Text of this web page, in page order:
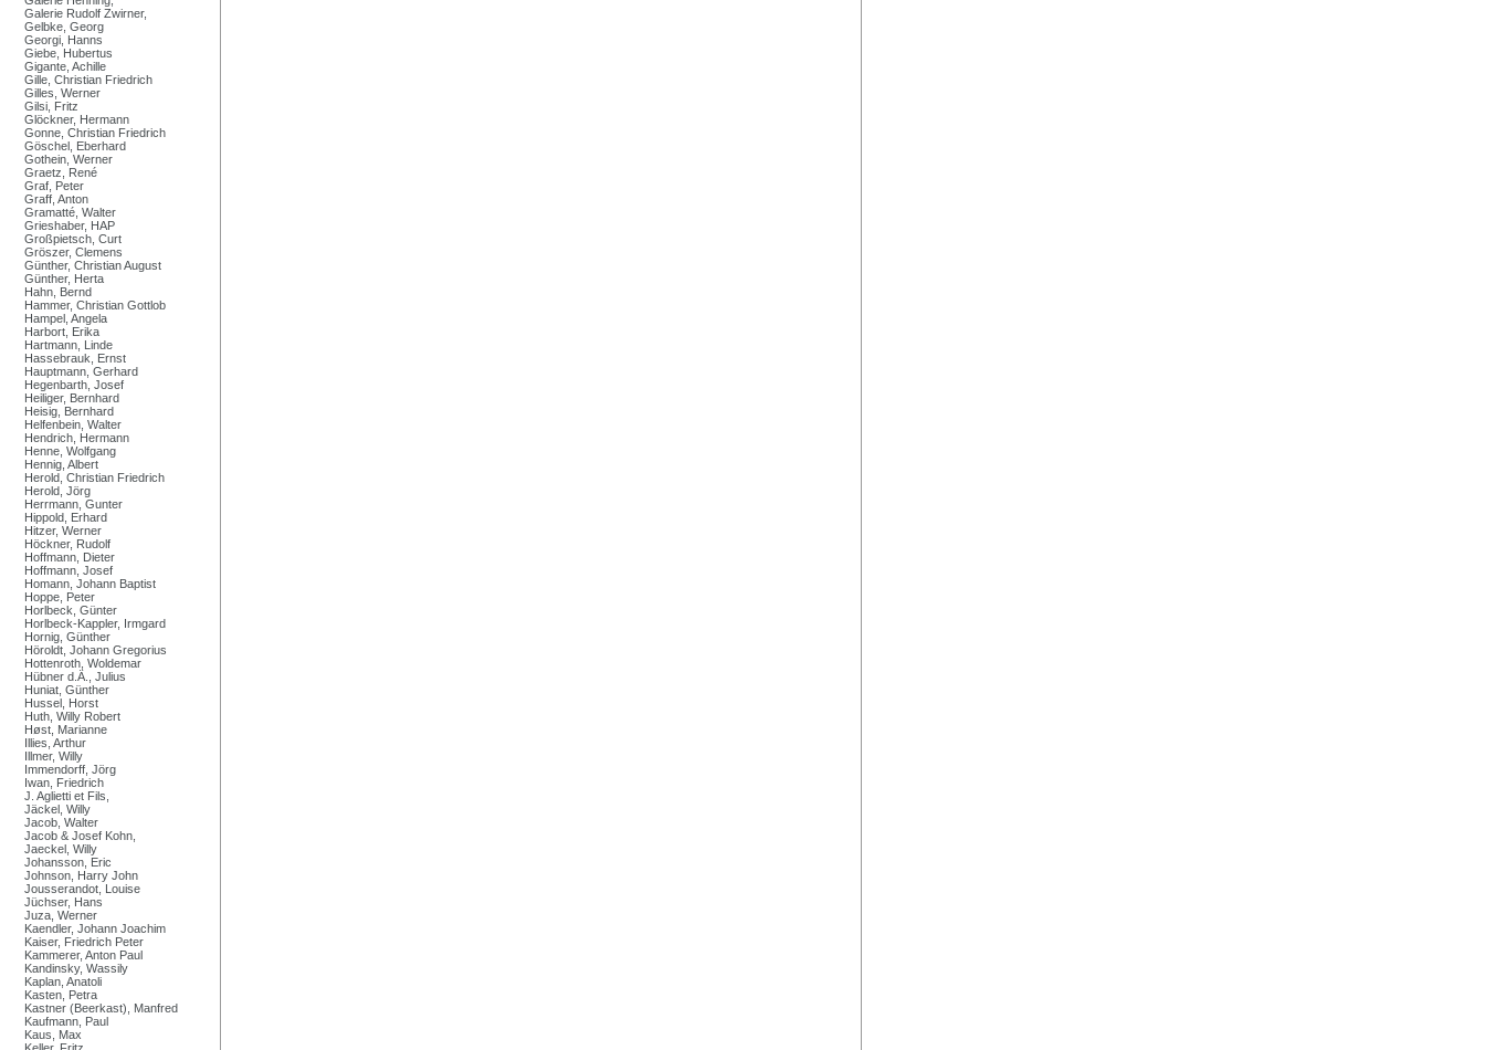
Galerie Rudolf Zwirner,
Gelbke, Georg
Georgi, Hanns
Giebe, Hubertus
Gigante, Achille
Gille, Christian Friedrich
Gilles, Werner
Gilsi, Fritz
Glöckner, Hermann
Gonne, Christian Friedrich
Göschel, Eberhard
Gothein, Werner
Graetz, René
Graf, Peter
Graff, Anton
Gramatté, Walter
Grieshaber, HAP
Großpietsch, Curt
Gröszer, Clemens
Günther, Christian August
Günther, Herta
Hahn, Bernd
Hammer, Christian Gottlob
Hampel, Angela
Harbort, Erika
Hartmann, Linde
Hassebrauk, Ernst
Hauptmann, Gerhard
Hegenbarth, Josef
Heiliger, Bernhard
Heisig, Bernhard
Helfenbein, Walter
Hendrich, Hermann
Henne, Wolfgang
Hennig, Albert
Herold, Christian Friedrich
Herold, Jörg
Herrmann, Gunter
Hippold, Erhard
Hitzer, Werner
Höckner, Rudolf
Hoffmann, Dieter
Hoffmann, Josef
Homann, Johann Baptist
Hoppe, Peter
Horlbeck, Günter
Horlbeck-Kappler, Irmgard
Hornig, Günther
Höroldt, Johann Gregorius
Hottenroth, Woldemar
Hübner d.Ä., Julius
Huniat, Günther
Hussel, Horst
Huth, Willy Robert
Høst, Marianne
Illies, Arthur
Illmer, Willy
Immendorff, Jörg
Iwan, Friedrich
J. Aglietti et Fils,
Jäckel, Willy
Jacob, Walter
Jacob & Josef Kohn,
Jaeckel, Willy
Johansson, Eric
Johnson, Harry John
Jousserandot, Louise
Jüchser, Hans
Juza, Werner
Kaendler, Johann Joachim
Kaiser, Friedrich Peter
Kammerer, Anton Paul
Kandinsky, Wassily
Kaplan, Anatoli
Kasten, Petra
Kastner (Beerkast), Manfred
Kaufmann, Paul
Kaus, Max